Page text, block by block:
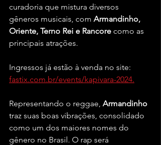
curadoria que mistura diversos
gêneros musicais, com Armandinho,
Oriente, Terno Rei e Rancore como as
principais atrações.
Ingressos já estão à venda no site:
fastix.com.br/events/kapivara-2024.
Representando o reggae, Armandinho
traz suas boas vibrações, consolidado
como um dos maiores nomes do
gênero no Brasil. O rap será